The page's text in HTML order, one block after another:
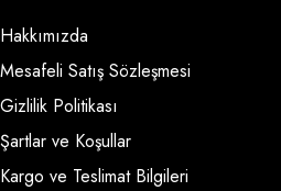
Hakkımızda
Mesafeli Satış Sözleşmesi
Gizlilik Politikası
Şartlar ve Koşullar
Kargo ve Teslimat Bilgileri